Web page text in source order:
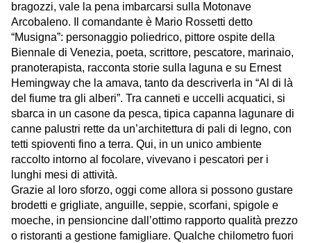
bragozzi, vale la pena imbarcarsi sulla Motonave
Arcobaleno. Il comandante è Mario Rossetti detto
“Musigna”: personaggio poliedrico, pittore ospite della
Biennale di Venezia, poeta, scrittore, pescatore, marinaio,
pranoterapista, racconta storie sulla laguna e su Ernest
Hemingway che la amava, tanto da descriverla in “Al di là
del fiume tra gli alberi”. Tra canneti e uccelli acquatici, si
sbarca in un casone da pesca, tipica capanna lagunare di
canne palustri rette da un’architettura di pali di legno, con
tetti spioventi fino a terra. Qui, in un unico ambiente
raccolto intorno al focolare, vivevano i pescatori per i
lunghi mesi di attività.
Grazie al loro sforzo, oggi come allora si possono gustare
brodetti e grigliate, anguille, seppie, scorfani, spigole e
moeche, in pensioncine dall’ottimo rapporto qualità prezzo
o ristoranti a gestione famigliare. Qualche chilometro fuori